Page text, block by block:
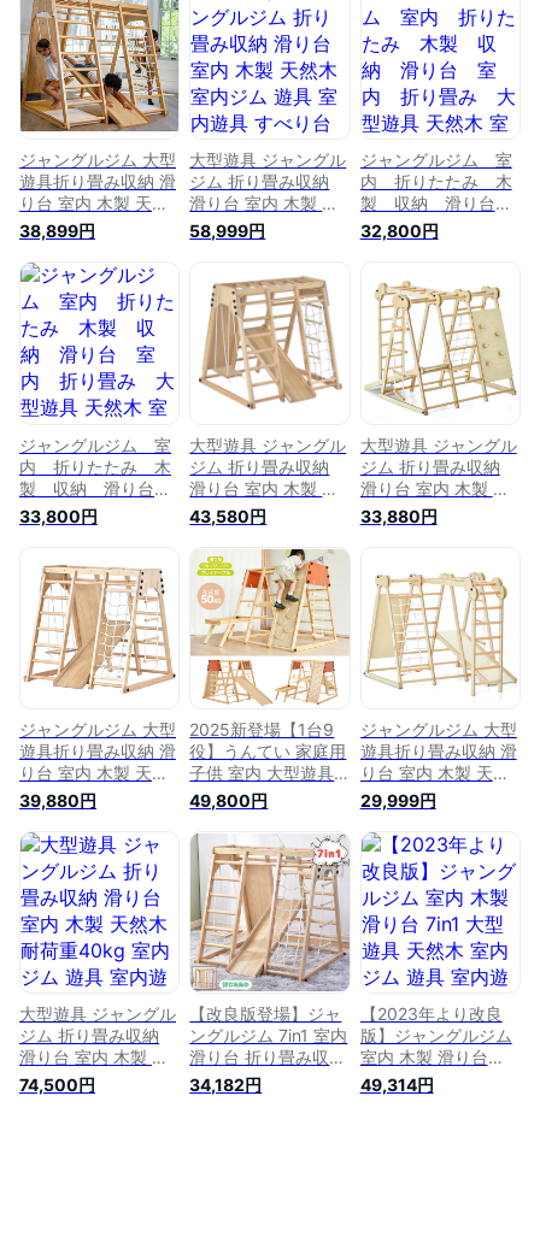
ジャングルジム 大型
遊具折り畳み収納 滑
り台 室内 木製 天然
木 耐荷重40kg 室内
ジム 遊具 室内遊具
すべり台 屋内 家庭
用 子供 キッズ男の
子 女の子 プレゼン
ト おもちゃ
38,899円
大型遊具 ジャングル
ジム 折り畳み収納
滑り台 室内 木製 天
然木 室内ジム 遊具
室内遊具 すべり台
ッズ 2歳~6歳 男の子
女の子 プレゼント
おもちゃ クリスマス
58,999円
ジャングルジム 室
内 折りたたみ 木
製 収納 滑り台
室内 折り畳み 大
型遊具 天然木 室内
具 はしこ 雲梯 滑
り台 吊り輪 屋内
家庭用 子供 キッ
ズ 男の子 女の
子 プレゼント お
もちゃ ブランコ
32,800円
ジャングルジム 室
内 折りたたみ 木
製 収納 滑り台
室内 折り畳み 大
型遊具 天然木 室内
具 はしこ 雲梯 滑
り台 吊り輪 屋内
家庭用 子供 キッ
ズ 男の子 女の
子 プレゼント お
もちゃ ブランコ
33,800円
大型遊具 ジャングル
ジム 折り畳み収納
滑り台 室内 木製 天
然木 耐荷重40kg 室
内ジム 遊具 室内遊
具 すべり台 屋内 家
庭用 子供 キッズ プ
レゼント おもちゃ
クリスマス 多機能ジ
ャングルジム 大型遊
具 男の子 女の子 子
どもの日 プレゼント
おもちゃ
43,580円
大型遊具 ジャングル
ジム 折り畳み収納
滑り台 室内 木製 天
然木 耐荷重40kg 室
内ジム 遊具 室内遊
庭用 子供 キッズ 2歳
~6歳 男の子 女の子
プレゼント おもちゃ
33,880円
ジャングルジム 大型
遊具折り畳み収納 滑
り台 室内 木製 天然
木 耐荷重40kg 室内
ジム 遊具 室内遊具
すべり台 屋内 家庭
用 子供 キッズ 2歳
~6歳 男の子 女の子
プレゼント おもちゃ
(ジャングルジム-A)
39,880円
2025新登場【1台9
役】うんてい 家庭用
子供 室内 大型遊具
ジャングルジム
9WAY 折り畳み収納
滑り台 室内 木製 天
然木 耐荷重50kg 室
内ジム 遊具 室内遊
具 すべり台 屋内 家
庭用 子供 キッズ男
の子 女の子 プレゼ
ント おもちゃ
49,800円
ジャングルジム 大型
遊具折り畳み収納 滑
り台 室内 木製 天然
木 耐荷重40kg 室内
ジム 遊具 室内遊具
すべり台 屋内 家庭
用 子供 キッズ 2歳
~6歳 男の子 女の子
プレゼント おもちゃ
(B)
29,999円
大型遊具 ジャングル
ジム 折り畳み収納
滑り台 室内 木製 天
然木 耐荷重40kg 室
内ジム 遊具 室内遊
74,500円
【改良版登場】ジャ
ングルジム 7in1 室内
滑り台 折り畳み収納
大型遊具 木製 天然
木 耐荷重40kg 室内
34,182円
【2023年より改良
版】ジャングルジム
室内 木製 滑り台
7in1 大型遊具 天然木
室内ジム 遊具 室内
49,314円